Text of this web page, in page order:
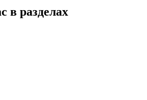
в разделах